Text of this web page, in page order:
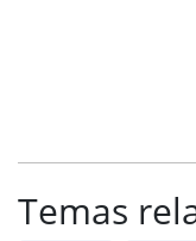
Temas